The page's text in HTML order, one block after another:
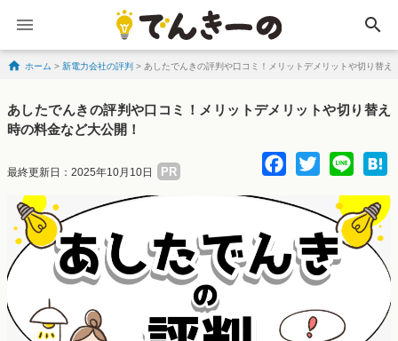
search
Skip to content
ホーム > 新電力会社の評判 > あしたでんきの評判や口コミ！メリットデメリットや切り替え
あしたでんきの評判や口コミ！メリットデメリットや切り替え
時の料金など大公開！
最終更新日：2025年10月10日 PR